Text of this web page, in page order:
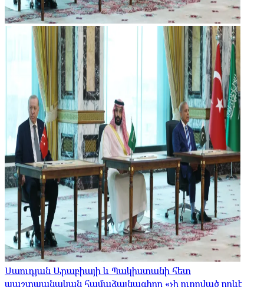
Սաուդյան Արաբիայի և Պակիստանի հետ
պաշտպանական համաձայնագիրը «չի ուղղված որևէ